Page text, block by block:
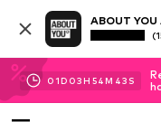
ABOUT YOU
01D 03H 54M 42 S